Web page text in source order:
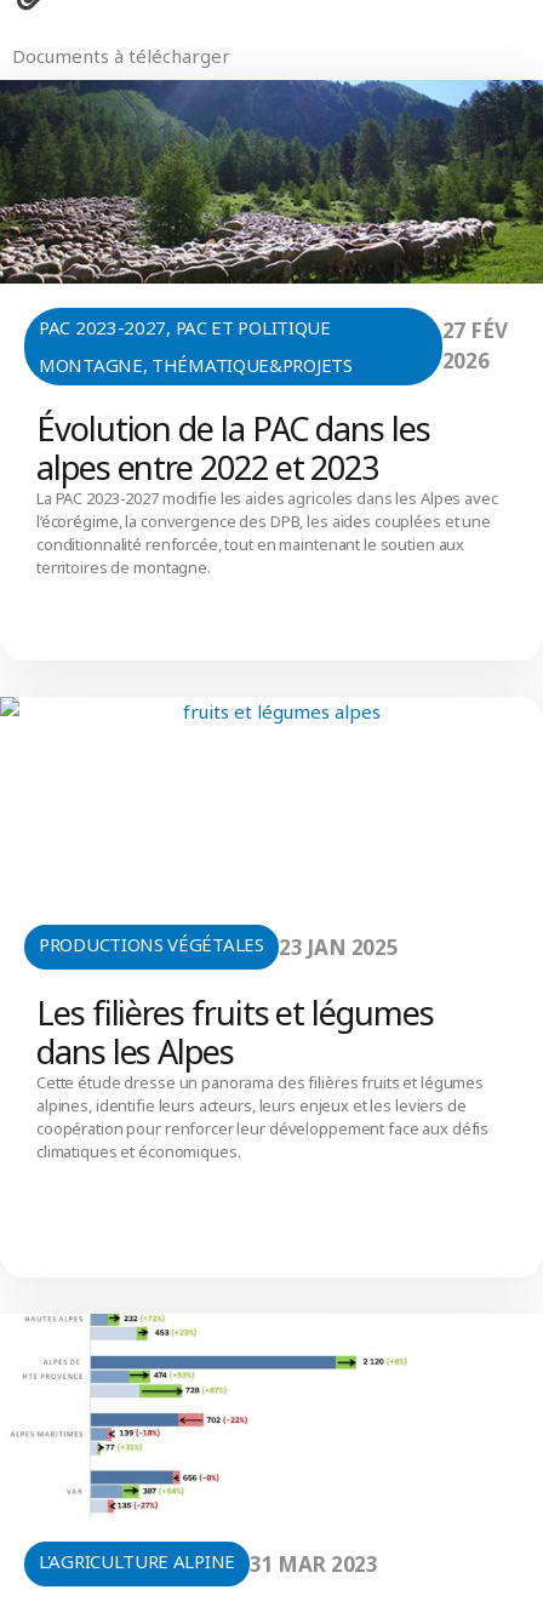
Documents à télécharger
PAC 2023-2027, PAC ET POLITIQUE
MONTAGNE, THÉMATIQUE&PROJETS
27 FÉV
2026
Évolution de la PAC dans les
alpes entre 2022 et 2023
La PAC 2023-2027 modifie les aides agricoles dans les Alpes avec
l’écorégime, la convergence des DPB, les aides couplées et une
conditionnalité renforcée, tout en maintenant le soutien aux
territoires de montagne.
PRODUCTIONS VÉGÉTALES 23 JAN 2025
Les filières fruits et légumes
dans les Alpes
Cette étude dresse un panorama des filières fruits et légumes
alpines, identifie leurs acteurs, leurs enjeux et les leviers de
coopération pour renforcer leur développement face aux défis
climatiques et économiques.
L'AGRICULTURE ALPINE 31 MAR 2023